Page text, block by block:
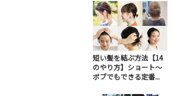
短い髪を結ぶ方法【14
のやり方】ショート～
ボブでもできる定番...